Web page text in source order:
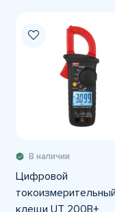
В наличии
Цифровой
токоизмерительный
клещи UT 200B+